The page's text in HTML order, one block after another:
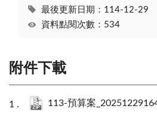
最後更新日期：114-12-29
資料點閱次數：534
附件下載
113-預算案